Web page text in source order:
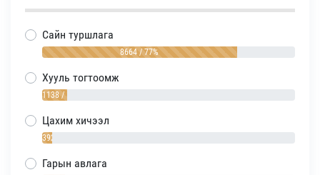
Сайн туршлага
8664 / 77%
Хууль тогтоомж
1138 / 10%
Цахим хичээл
392 / 4%
Гарын авлага